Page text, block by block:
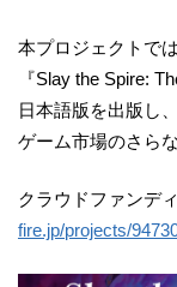
本プロジェクトで
『Slay the Spire:
日本語版を出版し
ゲーム市場のさら
クラウドファンデ
fire.jp/projects/